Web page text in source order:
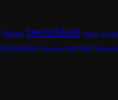
Design Deutschland Dialekt
Schnupftabak Schreiner Spaß Stadt Steinmetz